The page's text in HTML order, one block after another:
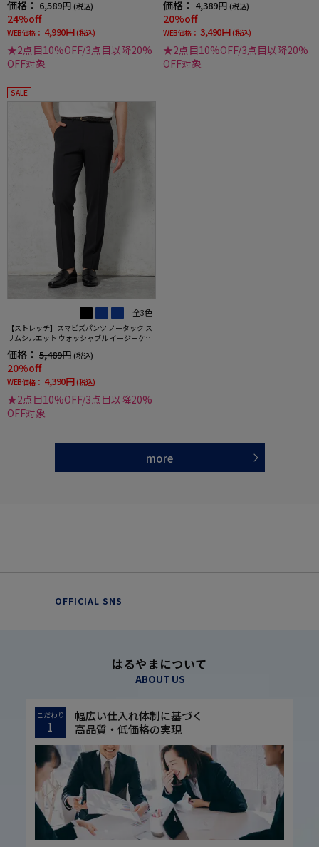
価格： 6,589円 (税込)
24%off
WEB価格： 4,990円 (税込)
★2点目10%OFF/3点目以降20%
OFF対象
価格： 4,389円 (税込)
20%off
WEB価格： 3,490円 (税込)
★2点目10%OFF/3点目以降20%
OFF対象
SALE
全3色
【ストレッチ】スマビズパンツ ノータック ス
リムシルエット ウォッシャブル イージーケア
価格： 5,489円 (税込)
20%off
WEB価格： 4,390円 (税込)
★2点目10%OFF/3点目以降20%
OFF対象
more
OFFICIAL SNS
はるやまについて
ABOUT US
こだわり
1
幅広い仕入れ体制に基づく
高品質・低価格の実現